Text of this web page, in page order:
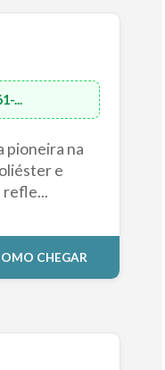
...
pioneira na
e
refle...
CHEGAR